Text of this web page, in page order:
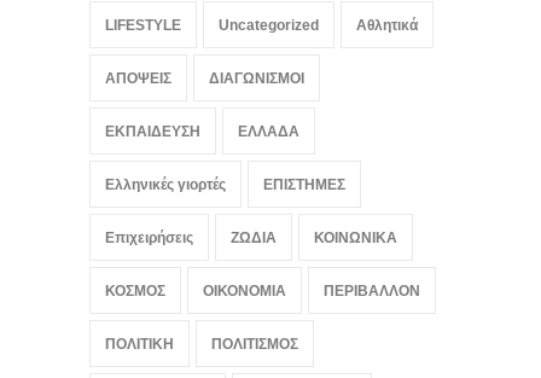
LIFESTYLE Uncategorized Αθλητικά
ΑΠΟΨΕΙΣ ΔΙΑΓΩΝΙΣΜΟΙ
ΕΚΠΑΙΔΕΥΣΗ ΕΛΛΑΔΑ
Ελληνικές γιορτές ΕΠΙΣΤΗΜΕΣ
Επιχειρήσεις ΖΩΔΙΑ ΚΟΙΝΩΝΙΚΑ
ΚΟΣΜΟΣ ΟΙΚΟΝΟΜΙΑ ΠΕΡΙΒΑΛΛΟΝ
ΠΟΛΙΤΙΚΗ ΠΟΛΙΤΙΣΜΟΣ